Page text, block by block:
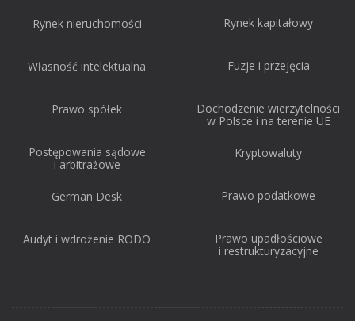
Rynek nieruchomości
Własność intelektualna
Prawo spółek
Postępowania sądowe
i arbitrażowe
German Desk
Audyt i wdrożenie RODO
Rynek kapitałowy
Fuzje i przejęcia
Dochodzenie wierzytelności
w Polsce i na terenie UE
Kryptowaluty
Prawo podatkowe
Prawo upadłościowe
i restrukturyzacyjne